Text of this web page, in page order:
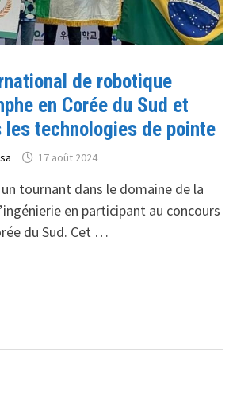
de robotique
en Corée du Sud et
les technologies de pointe
17 août 2024
un tournant dans le domaine de la
en participant au concours
du Sud. Cet …